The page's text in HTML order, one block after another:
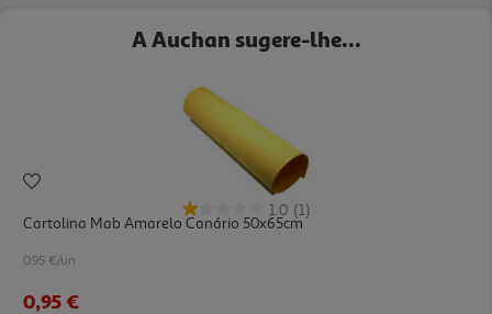
A Auchan sugere-lhe...
1.0 (1)
Cartolina Mab Amarelo Canário 50x65cm
0.95 €/un
0,95 €